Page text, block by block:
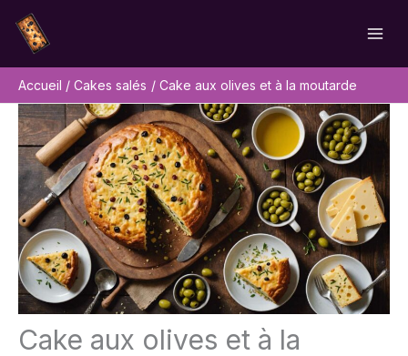
contenu
Accueil
Cakes salés Cake aux olives et à la moutarde
Cake aux olives et à la
Rechercher